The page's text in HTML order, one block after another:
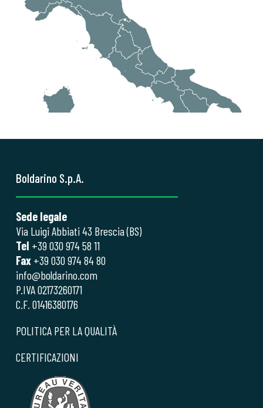
Boldarino S.p.A.
Sede legale
Via Luigi Abbiati 43 Brescia (BS)
Tel +39 030 974 58 11
Fax+39 030 974 84 80
info@boldarino.com
P.IVA 02173260171
C.F. 01416380176
POLITICA PER LA QUALITÀ
CERTIFICAZIONI